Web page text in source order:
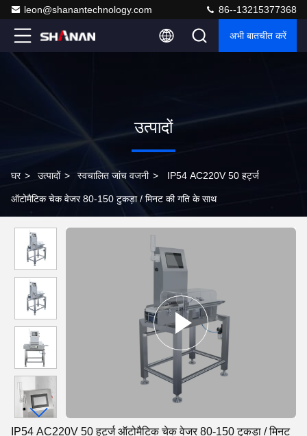
leon@shanantechnology.com 86--13215377368
अभी बातचीत करें
उत्पादों
घर > उत्पादों > स्वचालित जांच वजनी > IP54 AC220V 50 हर्ट्ज
ऑटोमैटिक चेक वेजर 80-150 टुकड़ा / मिनट की गति के साथ
IP54 AC220V 50 हर्ट्ज ऑटोमैटिक चेक वेजर 80-150 टुकड़ा / मिनट